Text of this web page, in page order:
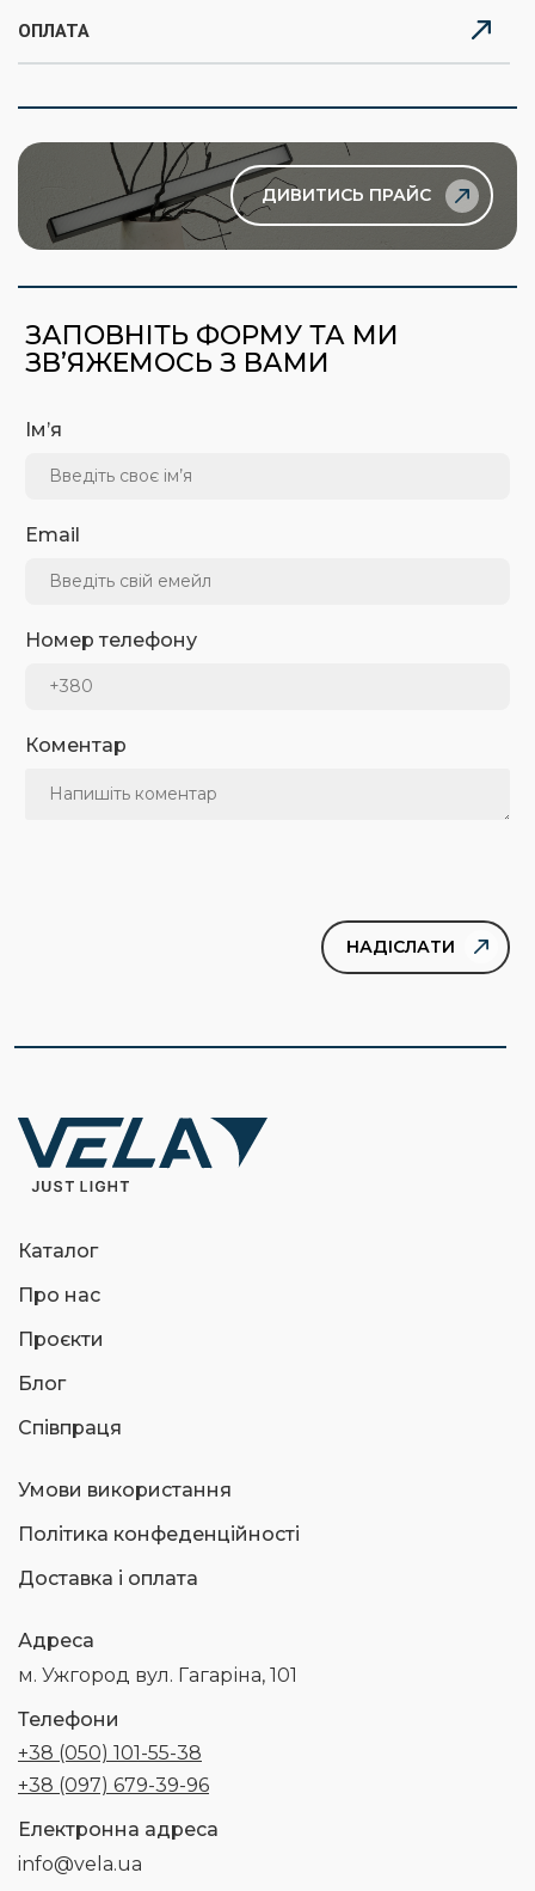
ОПЛАТА
ДИВИТИСЬ ПРАЙС
ЗАПОВНІТЬ ФОРМУ ТА МИ
ЗВ’ЯЖЕМОСЬ З ВАМИ
Ім’я
Email
Номер телефону
Коментар
Каталог
Про нас
Проєкти
Блог
Співпраця
Умови використання
Політика конфеденційності
Доставка і оплата
Адреса
м. Ужгород вул. Гагаріна, 101
Телефони
+38 (050) 101-55-38
+38 (097) 679-39-96
Електронна адреса
info@vela.ua